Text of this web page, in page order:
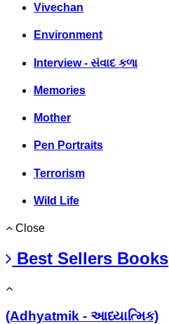
Vivechan
Environment
Interview - સંવાદ કળા
Memories
Mother
Pen Portraits
Terrorism
Wild Life
Close
Best Sellers Books
(Adhyatmik - આધ્યાત્મિક)